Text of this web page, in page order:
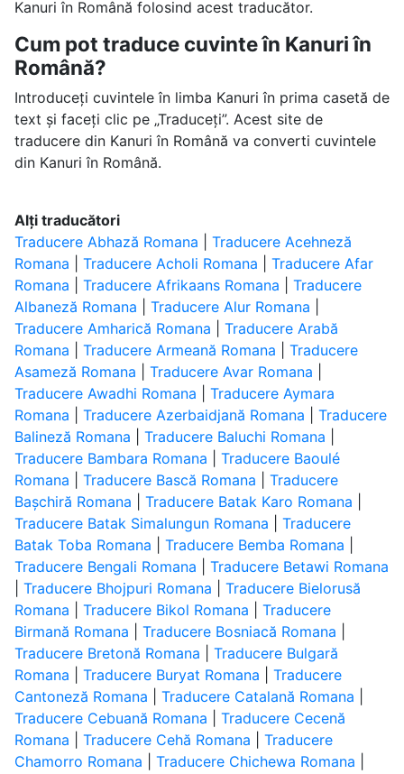
Kanuri în Română folosind acest traducător.
Cum pot traduce cuvinte în Kanuri în
Română?
Introduceți cuvintele în limba Kanuri în prima casetă de
text și faceți clic pe „Traduceți”. Acest site de
traducere din Kanuri în Română va converti cuvintele
din Kanuri în Română.
Alți traducători
Traducere Abhază Romana
Traducere Acehneză
Romana
Traducere Acholi Romana
Traducere Afar
Romana
Traducere Afrikaans Romana
Traducere
Albaneză Romana
Traducere Alur Romana
Traducere Amharică Romana
Traducere Arabă
Romana
Traducere Armeană Romana
Traducere
Asameză Romana
Traducere Avar Romana
Traducere Awadhi Romana
Traducere Aymara
Romana
Traducere Azerbaidjană Romana
Traducere
Balineză Romana
Traducere Baluchi Romana
Traducere Bambara Romana
Traducere Baoulé
Romana
Traducere Bască Romana
Traducere
Bașchiră Romana
Traducere Batak Karo Romana
Traducere Batak Simalungun Romana
Traducere
Batak Toba Romana
Traducere Bemba Romana
Traducere Bengali Romana
Traducere Betawi Romana
Traducere Bhojpuri Romana
Traducere Bielorusă
Romana
Traducere Bikol Romana
Traducere
Birmană Romana
Traducere Bosniacă Romana
Traducere Bretonă Romana
Traducere Bulgară
Romana
Traducere Buryat Romana
Traducere
Cantoneză Romana
Traducere Catalană Romana
Traducere Cebuană Romana
Traducere Cecenă
Romana
Traducere Cehă Romana
Traducere
Chamorro Romana
Traducere Chichewa Romana